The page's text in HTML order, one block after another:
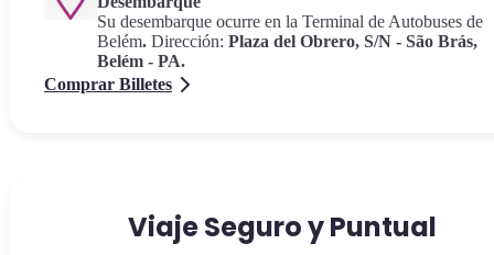
Su desembarque ocurre en la Terminal de Autobuses de
Belém. Dirección: Plaza del Obrero, S/N - São Brás,
Belém - PA.
Comprar Billetes
Viaje Seguro y Puntual